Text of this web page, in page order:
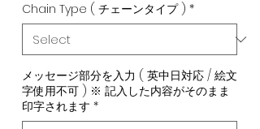
Chain Type ( チェーンタイプ ) *
メッセージ部分を入力 ( 英中日対応 / 絵文
字使用不可 ) ※ 記入した内容がそのまま
印字されます *